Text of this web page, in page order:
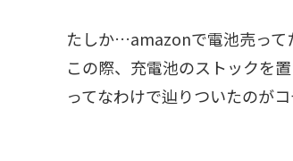
たしか…amazonで電池売っ
この際、充電池のストックを
ってなわけで辿りついたのがコ